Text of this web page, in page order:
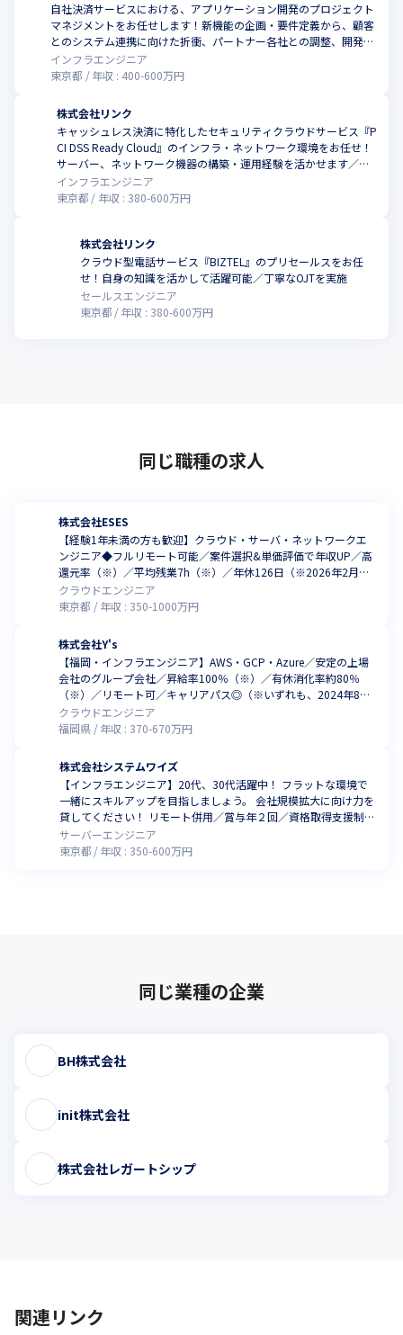
自社決済サービスにおける、アプリケーション開発のプロジェクト
マネジメントをお任せします！新機能の企画・要件定義から、顧客
とのシステム連携に向けた折衝、パートナー各社との調整、開発プ
ロセスの進行管理まで幅広く担うポジション／年間休日128日以上
インフラエンジニア
東京都
年収 : 400-600万円
株式会社リンク
キャッシュレス決済に特化したセキュリティクラウドサービス『P
CI DSS Ready Cloud』のインフラ・ネットワーク環境をお任せ！
サーバー、ネットワーク機器の構築・運用経験を活かせます／年
間休日128日以上
インフラエンジニア
東京都
年収 : 380-600万円
株式会社リンク
クラウド型電話サービス『BIZTEL』のプリセールスをお任
せ！自身の知識を活かして活躍可能／丁寧なOJTを実施
セールスエンジニア
東京都
年収 : 380-600万円
同じ職種の求人
株式会社ESES
【経験1年未満の方も歓迎】クラウド・サーバ・ネットワークエ
ンジニア◆フルリモート可能／案件選択&単価評価で年収UP／高
還元率（※）／平均残業7h（※）／年休126日（※2026年2月時
点）
クラウドエンジニア
東京都
年収 : 350-1000万円
株式会社Y's
【福岡・インフラエンジニア】AWS・GCP・Azure／安定の上場
会社のグループ会社／昇給率100％（※）／有休消化率約80％
（※）／リモート可／キャリアパス◎（※いずれも、2024年8月
時点）
クラウドエンジニア
福岡県
年収 : 370-670万円
株式会社システムワイズ
【インフラエンジニア】20代、30代活躍中！ フラットな環境で
一緒にスキルアップを目指しましょう。 会社規模拡大に向け力を
貸してください！ リモート併用／賞与年２回／資格取得支援制度
有
サーバーエンジニア
東京都
年収 : 350-600万円
同じ業種の企業
BH株式会社
init株式会社
株式会社レガートシップ
関連リンク